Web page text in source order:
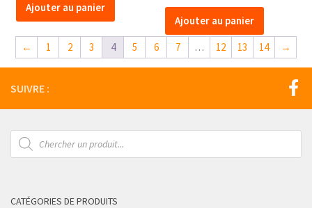
Ajouter au panier
Ajouter au panier
← 1 2 3 4 5 6 7 … 12 13 14 →
SUIVRE :
Recherche
de
produits
CATÉGORIES DE PRODUITS